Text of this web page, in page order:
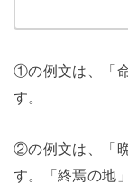
①の例文は、「
す。
②の例文は、「
す。「終焉の地